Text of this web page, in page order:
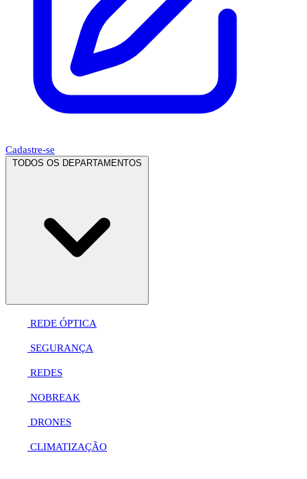
Cadastre-se
TODOS OS DEPARTAMENTOS
REDE ÓPTICA
SEGURANÇA
REDES
NOBREAK
DRONES
CLIMATIZAÇÃO